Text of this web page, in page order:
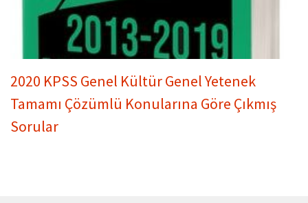
2020 KPSS Genel Kültür Genel Yetenek
Tamamı Çözümlü Konularına Göre Çıkmış
Sorular